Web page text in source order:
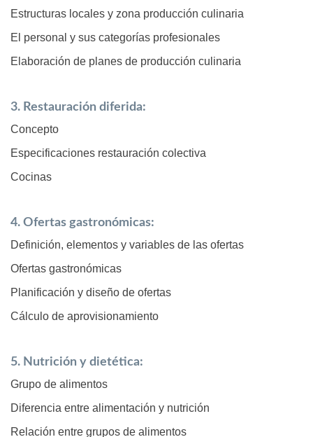
Estructuras locales y zona producción culinaria
El personal y sus categorías profesionales
Elaboración de planes de producción culinaria
3. Restauración diferida:
Concepto
Especificaciones restauración colectiva
Cocinas
4. Ofertas gastronómicas:
Definición, elementos y variables de las ofertas
Ofertas gastronómicas
Planificación y diseño de ofertas
Cálculo de aprovisionamiento
5. Nutrición y dietética:
Grupo de alimentos
Diferencia entre alimentación y nutrición
Relación entre grupos de alimentos